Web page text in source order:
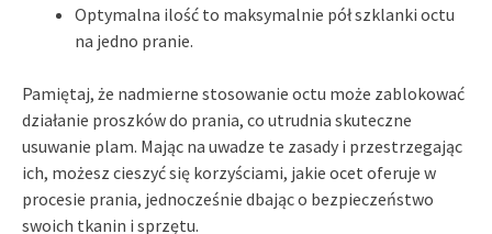
Optymalna ilość to maksymalnie pół szklanki octu
na jedno pranie.
Pamiętaj, że nadmierne stosowanie octu może zablokować
działanie proszków do prania, co utrudnia skuteczne
usuwanie plam. Mając na uwadze te zasady i przestrzegając
ich, możesz cieszyć się korzyściami, jakie ocet oferuje w
procesie prania, jednocześnie dbając o bezpieczeństwo
swoich tkanin i sprzętu.